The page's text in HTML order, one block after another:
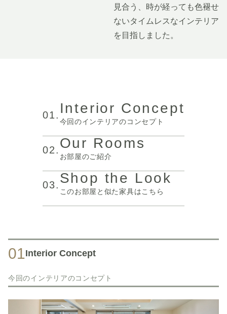
見合う、時が経っても色褪せ
ないタイムレスなインテリア
を目指しました。
01. Interior Concept
今回のインテリアのコンセプト
02. Our Rooms
お部屋のご紹介
03. Shop the Look
このお部屋と似た家具はこちら
01Interior Concept
今回のインテリアのコンセプト